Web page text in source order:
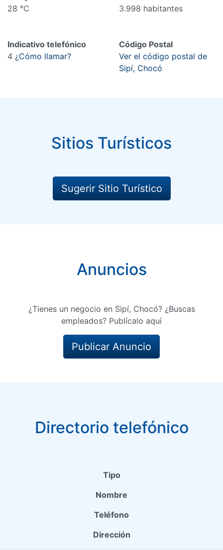
28 °C
3.998 habitantes
Indicativo telefónico
4 ¿Cómo llamar?
Código Postal
Ver el código postal de
Sipí, Chocó
Sitios Turísticos
Sugerir Sitio Turístico
Anuncios
¿Tienes un negocio en Sipí, Chocó? ¿Buscas
empleados? Publícalo aquí
Publicar Anuncio
Directorio telefónico
Tipo
Nombre
Teléfono
Dirección